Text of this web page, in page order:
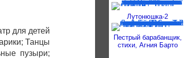
Лутонюшка-2
Пестрый барабанщик,
стихи, Агния Барто
для детей
Танцы
пузыри;